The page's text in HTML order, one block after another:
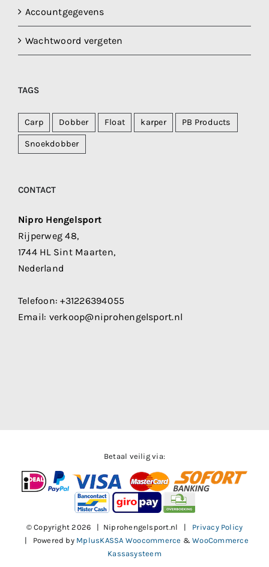
Accountgegevens
Wachtwoord vergeten
TAGS
Carp Dobber Float karper PB Products
Snoekdobber
CONTACT
Nipro Hengelsport
Rijperweg 48,
1744 HL Sint Maarten,
Nederland
Telefoon:+31226394055
Email: verkoop@niprohengelsport.nl
Betaal veilig via:
© Copyright2026 | Niprohengelsport.nl | Privacy Policy
| Powered by MplusKASSA Woocommerce &WooCommerce
Kassasysteem